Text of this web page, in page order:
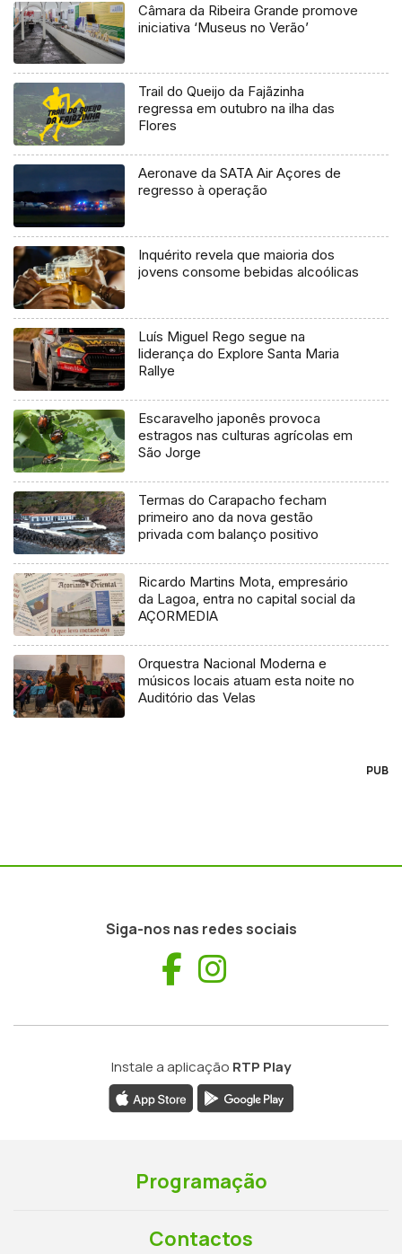
Câmara da Ribeira Grande promove
iniciativa ‘Museus no Verão’
Trail do Queijo da Fajãzinha
regressa em outubro na ilha das
Flores
Aeronave da SATA Air Açores de
regresso à operação
Inquérito revela que maioria dos
jovens consome bebidas alcoólicas
Luís Miguel Rego segue na
liderança do Explore Santa Maria
Rallye
Escaravelho japonês provoca
estragos nas culturas agrícolas em
São Jorge
Termas do Carapacho fecham
primeiro ano da nova gestão
privada com balanço positivo
Ricardo Martins Mota, empresário
da Lagoa, entra no capital social da
AÇORMEDIA
Orquestra Nacional Moderna e
músicos locais atuam esta noite no
Auditório das Velas
PUB
Siga-nos nas redes sociais
Facebook
Instale a aplicação RTP Play
Programação
Contactos